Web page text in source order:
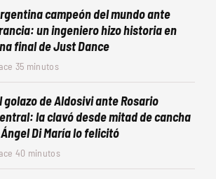
campeón del mundo ante
un ingeniero hizo historia en
final de Just Dance
35 minutos
golazo de Aldosivi ante Rosario
la clavó desde mitad de cancha
Di María lo felicitó
40 minutos